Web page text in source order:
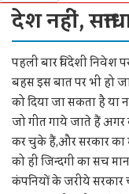
देश नहीं,
पहली बार विदेशी निवेश
बहस इस बात पर भी हो
को दिया जा सकता है या
जो गीत गाये जाते हैं
कर चुके हैं,और सरकार
को ही जिन्दगी का सच
कंपनियों के जरीये